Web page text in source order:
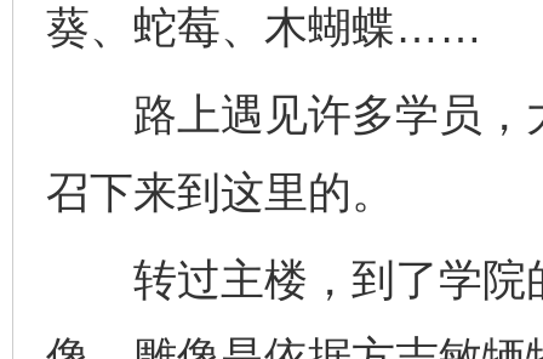
葵、蛇莓、木蝴蝶……
路上遇见许多学员，
召下来到这里的。
转过主楼，到了学院